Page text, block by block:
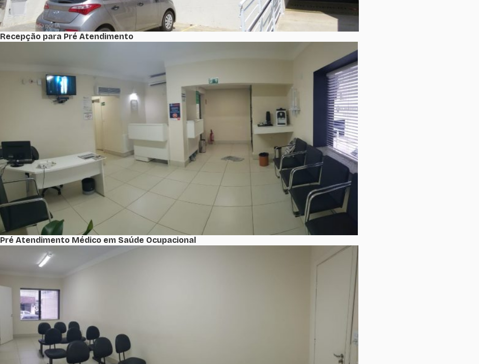
Recepção para Pré Atendimento
Pré Atendimento Médico em Saúde Ocupacional